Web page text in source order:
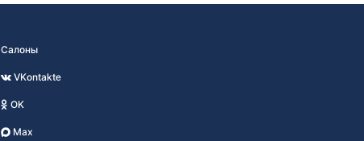
Салоны
VKontakte
OK
Max